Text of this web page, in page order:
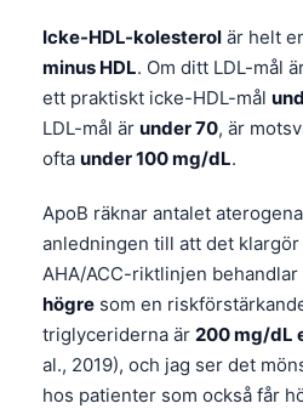
Icke-HDL-kolesterol är helt
minus HDL. Om ditt LDL-mål
ett praktiskt icke-HDL-mål
LDL-mål är under 70, är
ofta under 100 mg/dL.
ApoB räknar antalet
anledningen till att det klargör
AHA/ACC-riktlinjen behandlar
högre som en
triglyceriderna är 200 mg/dL
al., 2019), och jag ser det
hos patienter som också får